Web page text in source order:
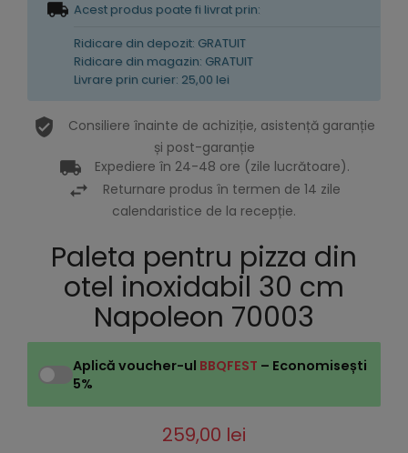
Acest produs poate fi livrat prin:
Ridicare din depozit: GRATUIT
Ridicare din magazin: GRATUIT
Livrare prin curier: 25,00 lei
Consiliere înainte de achiziție, asistență garanție
și post-garanție
Expediere în 24-48 ore (zile lucrătoare).
Returnare produs în termen de 14 zile
calendaristice de la recepție.
Paleta pentru pizza din
otel inoxidabil 30 cm
Napoleon 70003
Aplică voucher-ul BBQFEST – Economisești
5%
259,00 lei